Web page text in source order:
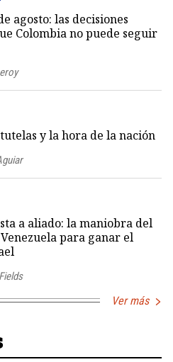
agosto: las decisiones
Colombia no puede seguir
y la hora de la nación
a aliado: la maniobra del
para ganar el
Ver más